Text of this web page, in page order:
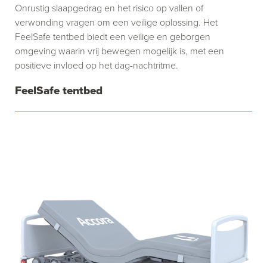
FeelSafe tentbed
Onrustig slaapgedrag en het risico op vallen of
verwonding vragen om een veilige oplossing. Het
FeelSafe tentbed biedt een veilige en geborgen
omgeving waarin vrij bewegen mogelijk is, met een
positieve invloed op het dag-nachtritme.